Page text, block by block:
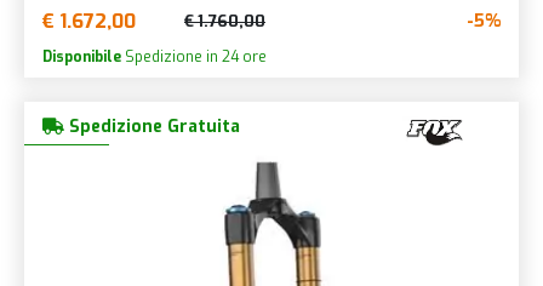
€ 1.672,00 € 1.760,00 -5%
Disponibile Spedizione in 24 ore
Spedizione Gratuita